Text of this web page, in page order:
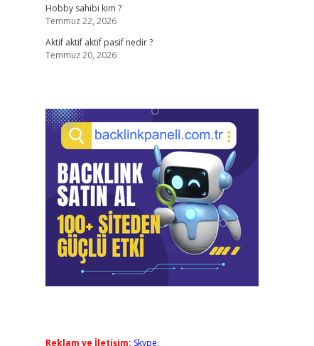
Hobby sahibi kim ?
Temmuz 22, 2026
Aktif aktif aktif pasif nedir ?
Temmuz 20, 2026
Reklam ve İletişim: Skype: